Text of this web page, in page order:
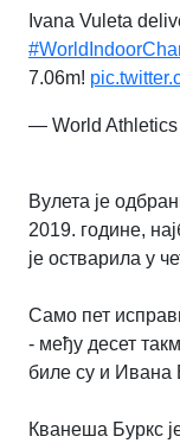
Ivana Vuleta
7.06m!
— World
Вулета је
2019. године,
је остварила у
Само пет
- међу десет
биле су и Ивана
Кванеша Буркс